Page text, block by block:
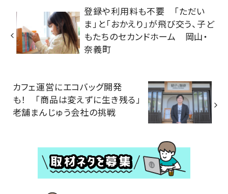
登録や利用料も不要 「ただい
ま」と「おかえり」が飛び交う、子ど
もたちのセカンドホーム 岡山・
奈義町
カフェ運営にエコバッグ開発
も！ 「商品は変えずに生き残る」
老舗まんじゅう会社の挑戦